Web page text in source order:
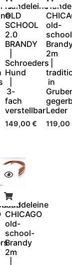
Hundeleine
OLD
SCHOOL
2.0
BRANDY
Schroeders
Hund
3-
fach
verstellbar
149,00€
old-
2m
in
Leder
119,00
Hundeleine
CHICAGO
old-
school-
Brandy
2m